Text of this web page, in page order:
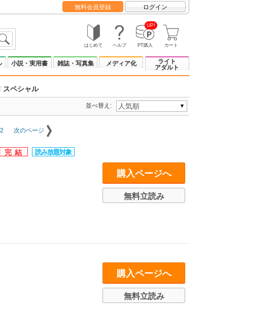
無料会員登録 ログイン
はじめて ヘルプ
UP!
PT購入 カート
小説・実用書 雑誌・写真集 メディア化
ライト
アダルト
スペシャル
並べ替え:
2 次のページ
購入ページへ
無料立読み
購入ページへ
無料立読み